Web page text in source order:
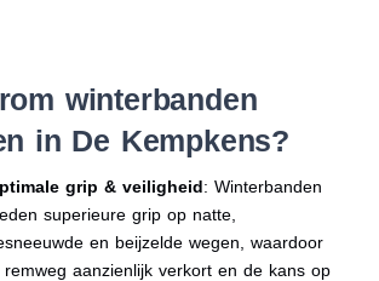
winterbanden
in De Kempkens?
grip & veiligheid: Winterbanden
superieure grip op natte,
en beijzelde wegen, waardoor
remweg aanzienlijk verkort en de kans op